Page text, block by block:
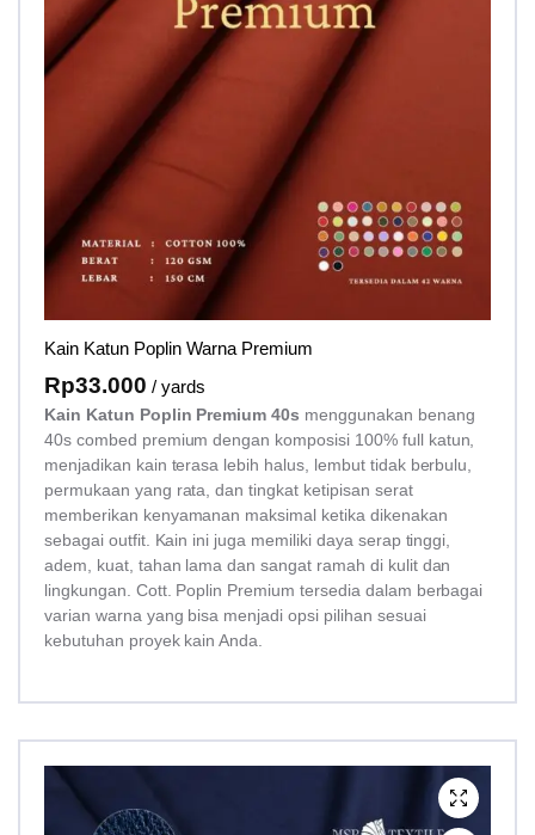
Kain Katun Poplin Warna Premium
Rp33.000 / yards
Kain Katun Poplin Premium 40s menggunakan benang
40s combed premium dengan komposisi 100% full katun,
menjadikan kain terasa lebih halus, lembut tidak berbulu,
permukaan yang rata, dan tingkat ketipisan serat
memberikan kenyamanan maksimal ketika dikenakan
sebagai outfit. Kain ini juga memiliki daya serap tinggi,
adem, kuat, tahan lama dan sangat ramah di kulit dan
lingkungan. Cott. Poplin Premium tersedia dalam berbagai
varian warna yang bisa menjadi opsi pilihan sesuai
kebutuhan proyek kain Anda.